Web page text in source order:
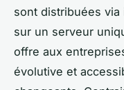
sont distribuées
sur un serveur
offre aux
évolutive et